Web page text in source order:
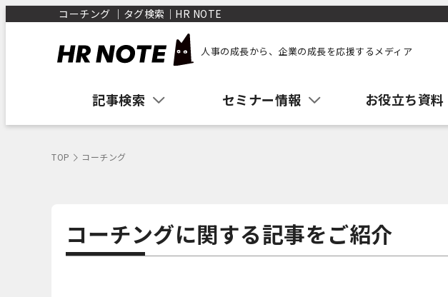
コーチング ｜タグ検索｜HR NOTE
人事の成長から、企業の成長を応援するメディア
記事検索 セミナー情報 お役立ち資料
TOP コーチング
コーチングに関する記事をご紹介